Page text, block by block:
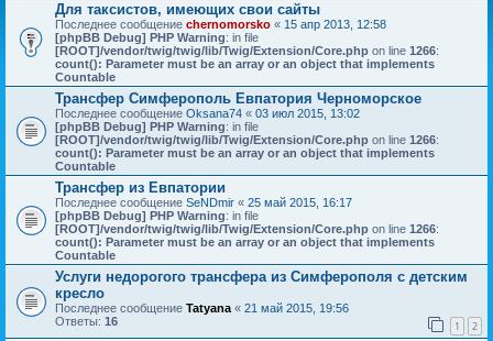
Для таксистов, имеющих свои сайты
Последнее сообщение chernomorsko « 15 апр 2013, 12:58
[phpBB Debug] PHP Warning: in file
[ROOT]/vendor/twig/twig/lib/Twig/Extension/Core.php on line 1266:
count(): Parameter must be an array or an object that implements
Countable
Трансфер Симферополь Евпатория Черноморское
Последнее сообщение Oksana74 « 03 июл 2015, 13:02
[phpBB Debug] PHP Warning: in file
[ROOT]/vendor/twig/twig/lib/Twig/Extension/Core.php on line 1266:
count(): Parameter must be an array or an object that implements
Countable
Трансфер из Евпатории
Последнее сообщение SeNDmir « 25 май 2015, 16:17
[phpBB Debug] PHP Warning: in file
[ROOT]/vendor/twig/twig/lib/Twig/Extension/Core.php on line 1266:
count(): Parameter must be an array or an object that implements
Countable
Услуги недорогого трансфера из Симферополя с детским
кресло
Последнее сообщение Tatyana « 21 май 2015, 19:56
Ответы: 16 1 2